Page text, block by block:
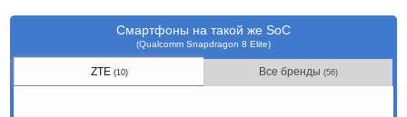
Смартфоны на такой же SoC
(Qualcomm Snapdragon 8 Elite)
ZTE (10) Все бренды(56)